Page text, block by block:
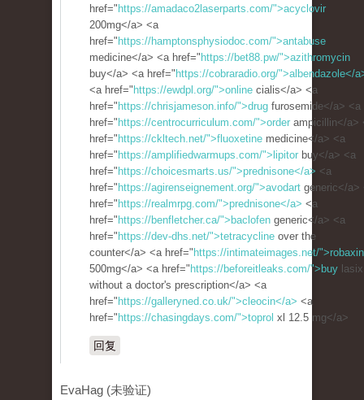
href=" https://amadaco2laserparts.com/">acyclovir
200mg</a> <a
href=" https://hamptonsphysiodoc.com/">antabuse
medicine</a> <a href=" https://bet88.pw/">azithromycin
buy</a> <a href=" https://cobraradio.org/">albendazole</
<a href=" https://ewdpl.org/">online cialis</a> <a
href=" https://chrisjameson.info/">drug furosemide</a> <a
href=" https://centrocurriculum.com/">order ampicillin</a>
href=" https://ckltech.net/">fluoxetine medicine</a> <a
href=" https://amplifiedwarmups.com/">lipitor buy</a> <a
href=" https://choicesmarts.us/">prednisone</a> <a
href=" https://agirenseignement.org/">avodart generic</a>
href=" https://realmrpg.com/">prednisone</a> <a
href=" https://benfletcher.ca/">baclofen generic</a> <a
href=" https://dev-dhs.net/">tetracycline over the
counter</a> <a href=" https://intimateimages.net/">robaxin
500mg</a> <a href=" https://beforeitleaks.com/">buy lasix
without a doctor's prescription</a> <a
href=" https://galleryned.co.uk/">cleocin</a> <a
href=" https://chasingdays.com/">toprol xl 12.5 mg</a>
回复
EvaHag (未验证)